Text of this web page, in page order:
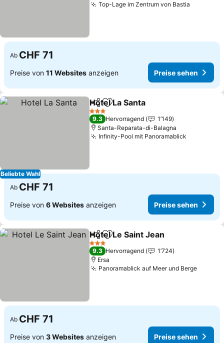
Top-Lage im Zentrum von Bastia
Ab CHF 71
Preise von 11 Websites anzeigen Preise sehen
Beliebte Wahl
TeilenZu Favoriten hinzufügen
Hotel La Santa
3 Sterne
9.3 Hervorragend
1’149
Santa-Reparata-di-Balagna
Infinity-Pool mit Panoramablick
Ab CHF 71
Preise von 6 Websites anzeigen Preise sehen
TeilenZu Favoriten hinzufügen
Hotel Le Saint Jean
3 Sterne
9.3 Hervorragend
1’724
Ersa
Panoramablick auf Meer und Berge
Ab CHF 71
Preise von 3 Websites anzeigen Preise sehen